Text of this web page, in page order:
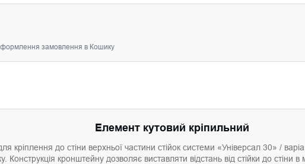
замовлення в Кошику
Елемент кутовий кріпильний
кріплення до стіни верхньої частини стійок системи «Універсал 30» /
Конструкція кронштейну дозволяє виставляти відстань від стійки до